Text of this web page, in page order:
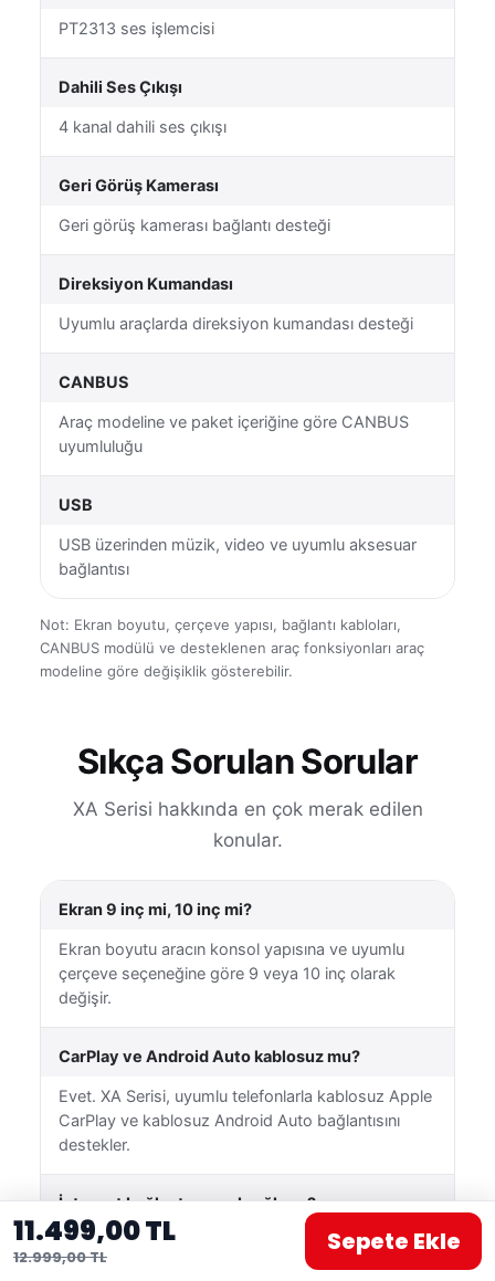
11.499,00 TL
12.999,00 TL
Sepete Ekle
PT2313 ses işlemcisi
Dahili Ses Çıkışı
4 kanal dahili ses çıkışı
Geri Görüş Kamerası
Geri görüş kamerası bağlantı desteği
Direksiyon Kumandası
Uyumlu araçlarda direksiyon kumandası desteği
CANBUS
Araç modeline ve paket içeriğine göre CANBUS
uyumluluğu
USB
USB üzerinden müzik, video ve uyumlu aksesuar
bağlantısı
Not: Ekran boyutu, çerçeve yapısı, bağlantı kabloları,
CANBUS modülü ve desteklenen araç fonksiyonları araç
modeline göre değişiklik gösterebilir.
Sıkça Sorulan Sorular
XA Serisi hakkında en çok merak edilen
konular.
Ekran 9 inç mi, 10 inç mi?
Ekran boyutu aracın konsol yapısına ve uyumlu
çerçeve seçeneğine göre 9 veya 10 inç olarak
değişir.
CarPlay ve Android Auto kablosuz mu?
Evet. XA Serisi, uyumlu telefonlarla kablosuz Apple
CarPlay ve kablosuz Android Auto bağlantısını
destekler.
İnternet bağlantısı nasıl sağlanır?
Cihaz Wi-Fi üzerinden uygun bir kablosuz ağa
veya telefonunuzun mobil erişim noktasına